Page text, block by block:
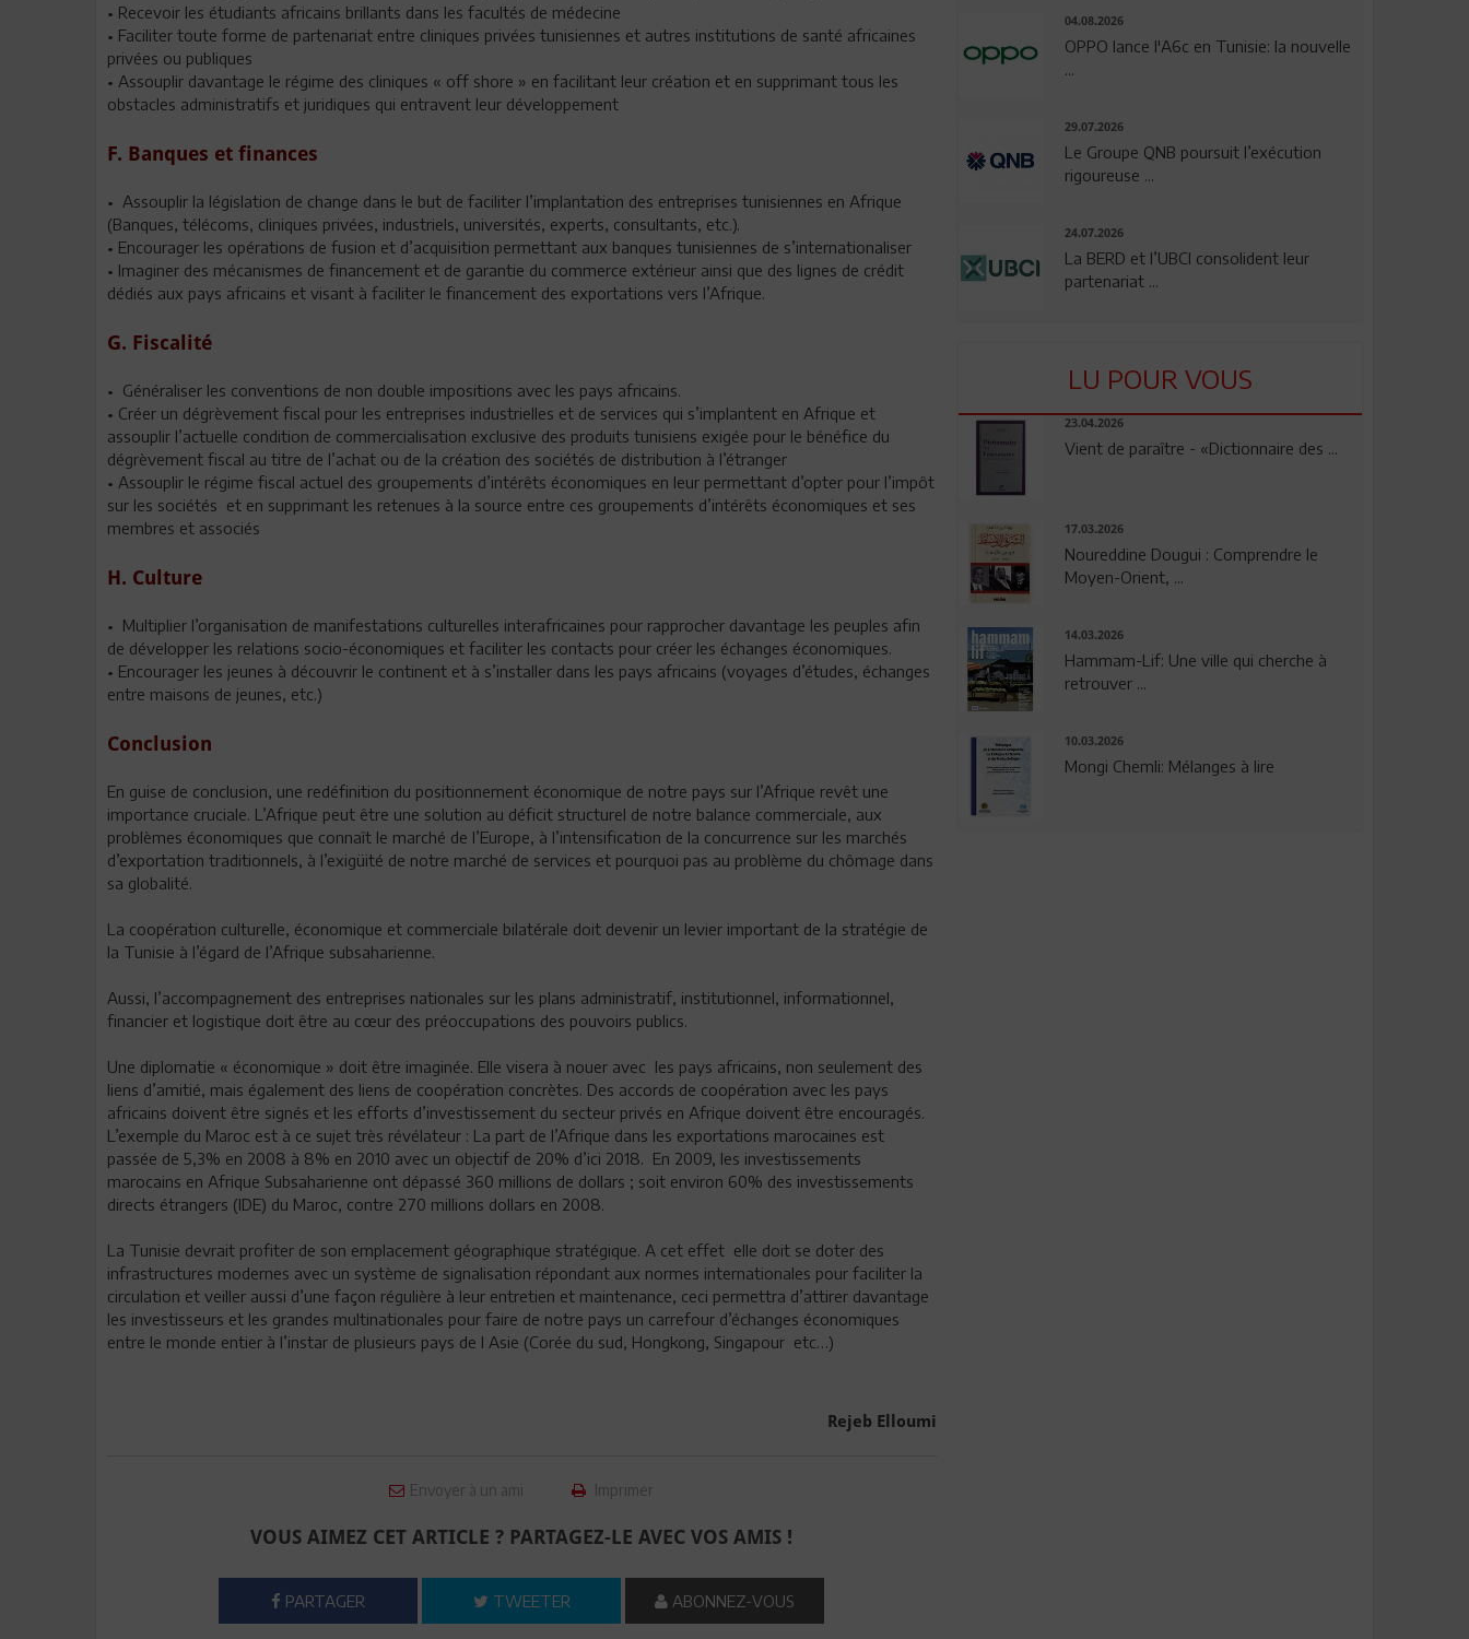
• Recevoir les étudiants africains brillants dans les facultés de médecine
• Faciliter toute forme de partenariat entre cliniques privées tunisiennes et autres institutions de santé africaines
privées ou publiques
• Assouplir davantage le régime des cliniques « off shore » en facilitant leur création et en supprimant tous les
obstacles administratifs et juridiques qui entravent leur développement
F. Banques et finances
• Assouplir la législation de change dans le but de faciliter l’implantation des entreprises tunisiennes en Afrique
(Banques, télécoms, cliniques privées, industriels, universités, experts, consultants, etc.).
• Encourager les opérations de fusion et d’acquisition permettant aux banques tunisiennes de s’internationaliser
• Imaginer des mécanismes de financement et de garantie du commerce extérieur ainsi que des lignes de crédit
dédiés aux pays africains et visant à faciliter le financement des exportations vers l’Afrique.
G. Fiscalité
• Généraliser les conventions de non double impositions avec les pays africains.
• Créer un dégrèvement fiscal pour les entreprises industrielles et de services qui s’implantent en Afrique et
assouplir l’actuelle condition de commercialisation exclusive des produits tunisiens exigée pour le bénéfice du
dégrèvement fiscal au titre de l’achat ou de la création des sociétés de distribution à l’étranger
• Assouplir le régime fiscal actuel des groupements d’intérêts économiques en leur permettant d’opter pour l’impôt
sur les sociétés et en supprimant les retenues à la source entre ces groupements d’intérêts économiques et ses
membres et associés
H. Culture
• Multiplier l’organisation de manifestations culturelles interafricaines pour rapprocher davantage les peuples afin
de développer les relations socio-économiques et faciliter les contacts pour créer les échanges économiques.
• Encourager les jeunes à découvrir le continent et à s’installer dans les pays africains (voyages d’études, échanges
entre maisons de jeunes, etc.)
Conclusion
En guise de conclusion, une redéfinition du positionnement économique de notre pays sur l’Afrique revêt une
importance cruciale. L’Afrique peut être une solution au déficit structurel de notre balance commerciale, aux
problèmes économiques que connaît le marché de l’Europe, à l’intensification de la concurrence sur les marchés
d’exportation traditionnels, à l’exigüité de notre marché de services et pourquoi pas au problème du chômage dans
sa globalité.
La coopération culturelle, économique et commerciale bilatérale doit devenir un levier important de la stratégie de
la Tunisie à l’égard de l’Afrique subsaharienne.
Aussi, l’accompagnement des entreprises nationales sur les plans administratif, institutionnel, informationnel,
financier et logistique doit être au cœur des préoccupations des pouvoirs publics.
Une diplomatie « économique » doit être imaginée. Elle visera à nouer avec les pays africains, non seulement des
liens d’amitié, mais également des liens de coopération concrètes. Des accords de coopération avec les pays
africains doivent être signés et les efforts d’investissement du secteur privés en Afrique doivent être encouragés.
L’exemple du Maroc est à ce sujet très révélateur : La part de l’Afrique dans les exportations marocaines est
passée de 5,3% en 2008 à 8% en 2010 avec un objectif de 20% d’ici 2018. En 2009, les investissements
marocains en Afrique Subsaharienne ont dépassé 360 millions de dollars ; soit environ 60% des investissements
directs étrangers (IDE) du Maroc, contre 270 millions dollars en 2008.
La Tunisie devrait profiter de son emplacement géographique stratégique. A cet effet elle doit se doter des
infrastructures modernes avec un système de signalisation répondant aux normes internationales pour faciliter la
circulation et veiller aussi d’une façon régulière à leur entretien et maintenance, ceci permettra d’attirer davantage
les investisseurs et les grandes multinationales pour faire de notre pays un carrefour d’échanges économiques
entre le monde entier à l’instar de plusieurs pays de l Asie (Corée du sud, Hongkong, Singapour etc…)
Rejeb Elloumi
Envoyer à un ami Imprimer
VOUS AIMEZ CET ARTICLE ? PARTAGEZ-LE AVEC VOS AMIS !
PARTAGER TWEETER ABONNEZ-VOUS
04.08.2026
OPPO lance l'A6c en Tunisie: la nouvelle
29.07.2026
Le Groupe QNB poursuit l’exécution
rigoureuse ...
24.07.2026
La BERD et l’UBCI consolident leur
partenariat ...
LU POUR VOUS
23.04.2026
Vient de paraître - «Dictionnaire des ...
17.03.2026
Noureddine Dougui : Comprendre le
Moyen-Orient, ...
14.03.2026
Hammam-Lif: Une ville qui cherche à
retrouver ...
10.03.2026
Mongi Chemli: Mélanges à lire